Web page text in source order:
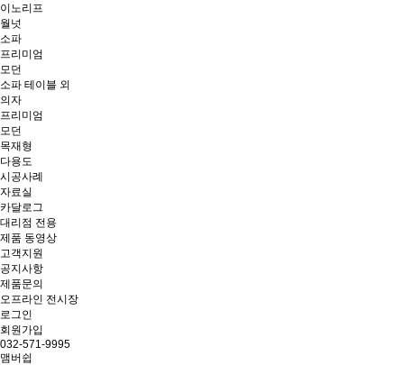
이노리프
월넛
소파
프리미엄
모던
소파 테이블 외
의자
프리미엄
모던
목재형
다용도
시공사례
자료실
카달로그
대리점 전용
제품 동영상
고객지원
공지사항
제품문의
오프라인 전시장
로그인
회원가입
032-571-9995
맴버쉽